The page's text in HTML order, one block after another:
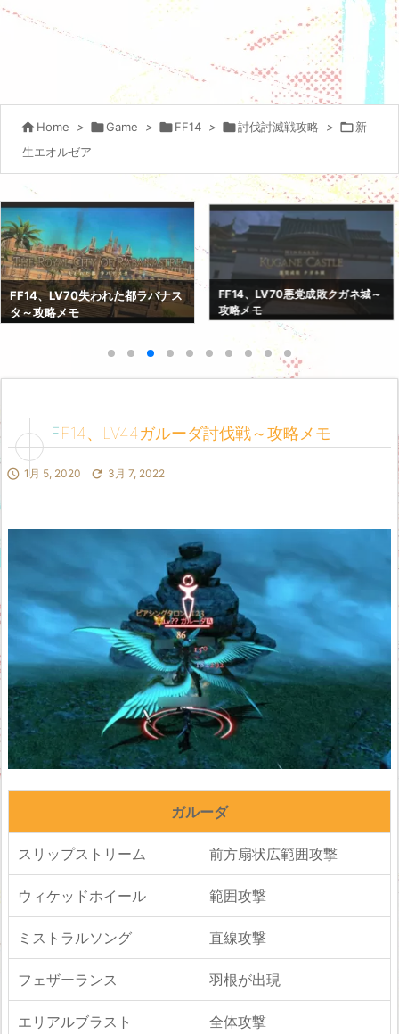
 Home > Game > FF14 > 討伐討滅戦攻略 > 新
生エオルゼア
FF14、LV70悪党成敗クガネ城～
攻略メモ
FF14、LV70紅蓮決戦アラミゴ～
攻略メモ
FF14、LV44ガルーダ討伐戦～攻略メモ
 1月 5, 2020  3月 7, 2022
ガルーダ
スリップストリーム 前方扇状広範囲攻撃
ウィケッドホイール 範囲攻撃
ミストラルソング 直線攻撃
フェザーランス 羽根が出現
エリアルブラスト 全体攻撃